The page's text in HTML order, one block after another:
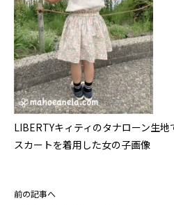
LIBERTYキィティのタナローン生
スカートを着用した女の子画像
前の記事へ